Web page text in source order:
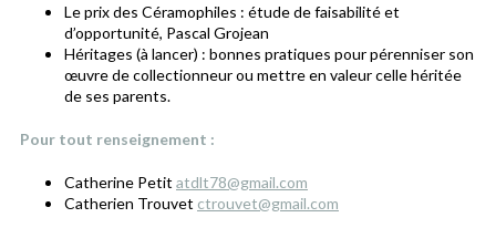
Le prix des Céramophiles : étude de faisabilité et
d’opportunité, Pascal Grojean
Héritages (à lancer) : bonnes pratiques pour pérenniser son
œuvre de collectionneur ou mettre en valeur celle héritée
de ses parents.
Pour tout renseignement :
Catherine Petit atdlt78@gmail.com
Catherien Trouvet ctrouvet@gmail.com